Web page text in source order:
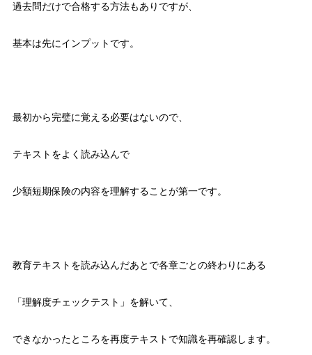
過去問だけで合格する方法もありですが、
基本は先にインプットです。
最初から完璧に覚える必要はないので、
テキストをよく読み込んで
少額短期保険の内容を理解することが第一です。
教育テキストを読み込んだあとで各章ごとの終わりにある
「理解度チェックテスト」を解いて、
できなかったところを再度テキストで知識を再確認します。